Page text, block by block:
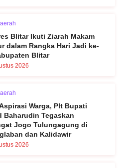
Blitar Ikuti Ziarah Makam
dalam Rangka Hari Jadi ke-
Blitar
2026
Warga, Plt Bupati
Baharudin Tegaskan
Jogo Tulungagung di
dan Kalidawir
2026